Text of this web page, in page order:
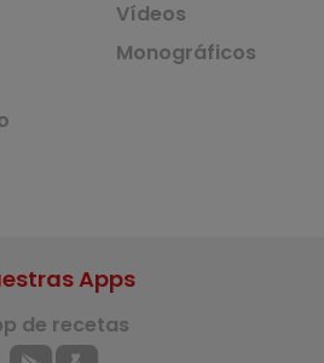
Vídeos
Monográficos
Apps
de recetas